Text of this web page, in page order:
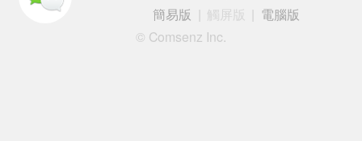
簡易版
觸屏版
電腦版
© Comsenz Inc.